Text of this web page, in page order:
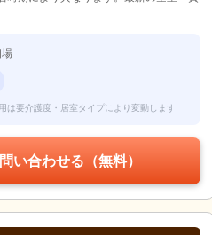
は要介護度・居室タイプにより変動します
い合わせる（無料）